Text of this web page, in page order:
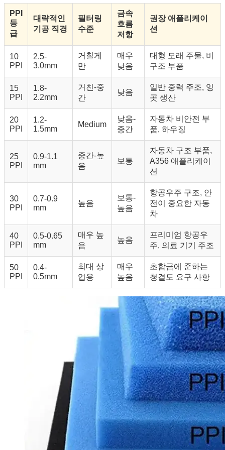
PPI
등
급
대략적인
기공 직경
필터링
수준
금속
흐름
저항
권장 애플리케이
션
10
PPI
2.5-
3.0mm
거칠게
만
매우
낮음
대형 모래 주물, 비
구조 부품
15
PPI
1.8-
2.2mm
거친-중
간
낮음
일반 중력 주조, 잉
곳 생산
20
PPI
1.2-
1.5mm
Medium
낮음-
중간
자동차 비안전 부
품, 하우징
25
PPI
0.9-1.1
mm
중간-높
음
보통
자동차 구조 부품,
A356 애플리케이
션
30
PPI
0.7-0.9
mm
높음
보통-
높음
항공우주 구조, 안
전이 중요한 자동
차
40
PPI
0.5-0.65
mm
매우 높
음
높음
프리미엄 항공우
주, 의료 기기 주조
50
PPI
0.4-
0.5mm
최대 상
업용
매우
높음
초합금에 준하는
청결도 요구 사항